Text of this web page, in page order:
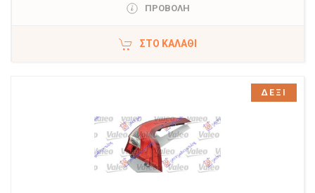
ΠΡΟΒΟΛΗ
ΣΤΟ ΚΑΛΆΘΙ
ΔΕΞΙ